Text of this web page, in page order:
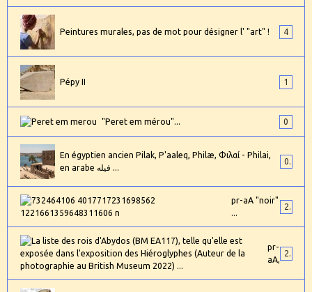
Peintures murales, pas de mot pour désigner l' "art" ! 4
Pépy II 1
"Peret em mérou"... 0
En égyptien ancien Pilak, P'aaleq, Philæ, Φιλαί - Philai,
en arabe فيله ...
0
pr-aA "noir"
...
2
pr-
aA,
24